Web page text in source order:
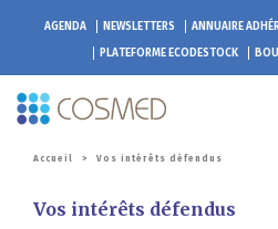
AGENDA NEWSLETTERS ANNUAIRE
PLATEFORME ECODESTOCK
Accueil > Vos intérêts défendus
Vos intérêts défendus